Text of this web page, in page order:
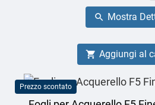
base
 Mostra
 Aggiungi al
Prezzo scontato